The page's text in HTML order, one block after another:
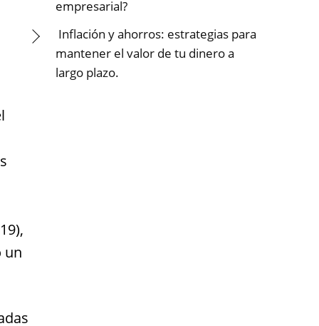
un
empresarial?
Inflación y ahorros: estrategias para
mantener el valor de tu dinero a
largo plazo.